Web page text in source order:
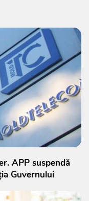
APP suspendă
Guvernului